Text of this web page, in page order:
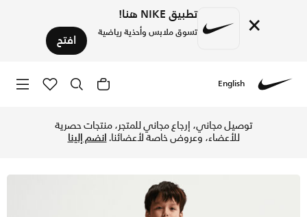
× تطبيق NIKE هنا!
تسوق ملابس وأحذية رياضية افتح
English
توصيل مجاني، إرجاع مجاني للمتجر، منتجات حصرية
للأعضاء، وعروض خاصة لأعضائنا.انضم إلينا